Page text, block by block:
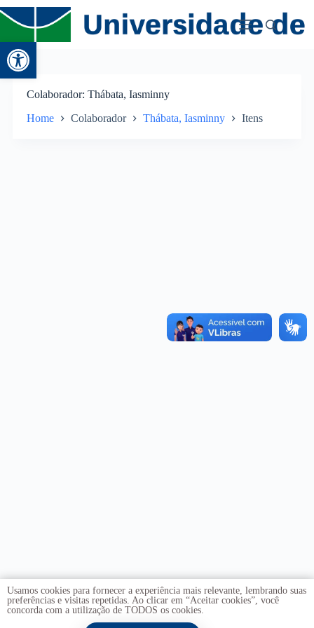
Abrir a barra de ferramentas
Colaborador Thábata, Iasminny
Home Colaborador Thábata, Iasminny Itens
Usamos cookies para fornecer a experiência mais relevante, lembrando suas
preferências e visitas repetidas. Ao clicar em “Aceitar cookies”, você
concorda com a utilização de TODOS os cookies.